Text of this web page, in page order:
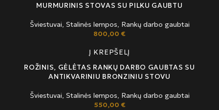
MURMURINIS STOVAS SU PILKU GAUBTU
Šviestuvai, Stalinės lempos, Rankų darbo gaubtai
800,00 €
Į KREPŠELĮ
ROŽINIS, GĖLĖTAS RANKŲ DARBO GAUBTAS SU
ANTIKVARINIU BRONZINIU STOVU
Šviestuvai, Stalinės lempos, Rankų darbo gaubtai
550,00 €